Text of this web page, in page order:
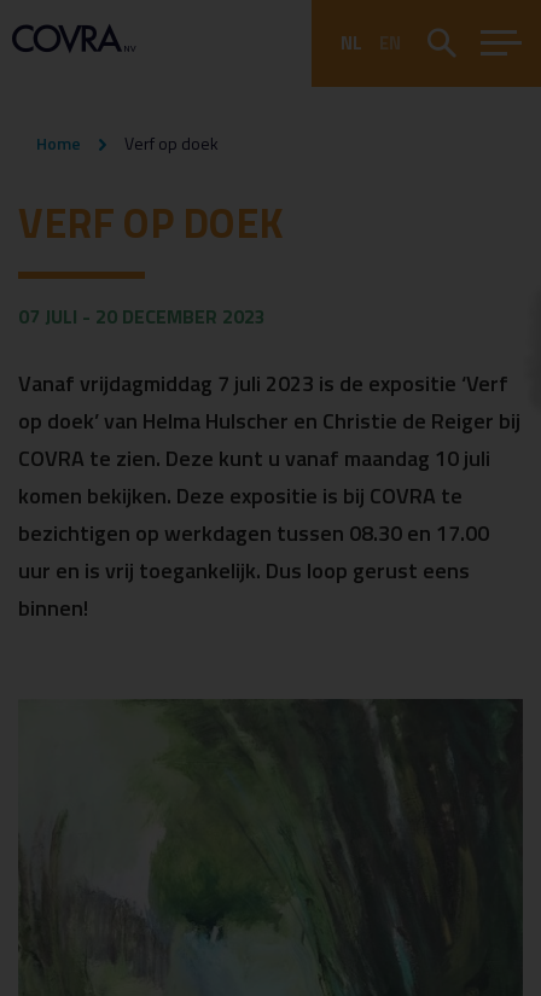
NL EN
Home Verf op doek
VERF OP DOEK
07 JULI - 20 DECEMBER 2023
Vanaf vrijdagmiddag 7 juli 2023 is de expositie ‘Verf
op doek’ van Helma Hulscher en Christie de Reiger bij
COVRA te zien. Deze kunt u vanaf maandag 10 juli
komen bekijken. Deze expositie is bij COVRA te
bezichtigen op werkdagen tussen 08.30 en 17.00
uur en is vrij toegankelijk. Dus loop gerust eens
binnen!